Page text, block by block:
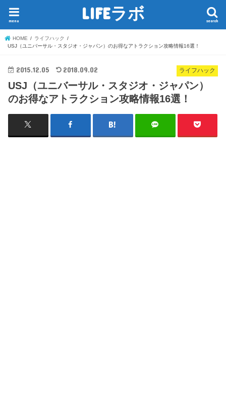
LIFEラボ search
menu
HOME
ライフハック
USJ（ユニバーサル・スタジオ・ジャパン）のお得なアトラクション攻略情報16選！
ライフハック
2015.12.05 2018.09.02
USJ（ユニバーサル・スタジオ・ジャパン）
のお得なアトラクション攻略情報16選！